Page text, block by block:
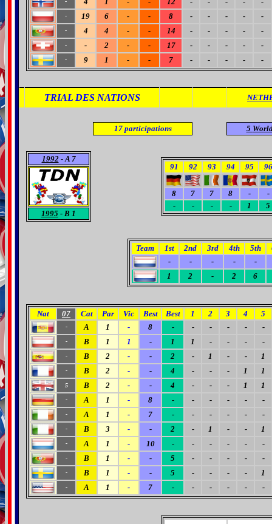
-
- 19 6 - - 8 - - - - -
- 4 4 - - 14 - - - - -
- - 2 - - 17 - - - - -
- 9 1 - - 7 - - - - -
TRIAL DES NATIONS
17 participations 5
1992- A 7
1995 - B 1
91 92 93 94 95 96
8 7 7 8 -
-
-
- - - 1 5
Team 1st 2nd 3rd 4th 5th
-
- - -
-
1
2 - 2 6
Nat 07 Cat Par Vic Best Best 1 2 3 4 5
- A 1 - 8 - - - - - -
- B 1 1 - 1 1 - - - -
- B 2 - - 2 - 1 - - 1
- B 2 - - 4 - - - 1 1
5 B 2 - - 4 - - - 1 1
- A 1 - 8 - - - - - -
- A 1 - 7 - - - - - -
- B 3 - - 2 - 1 - - 1
- A 1 - 10 - - - - - -
- B 1 - - 5 - - - - -
- B 1 - - 5 - - - - 1
- A 1 - 7 - - - - - -